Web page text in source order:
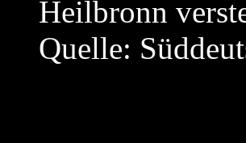
Heilbronn
Quelle: